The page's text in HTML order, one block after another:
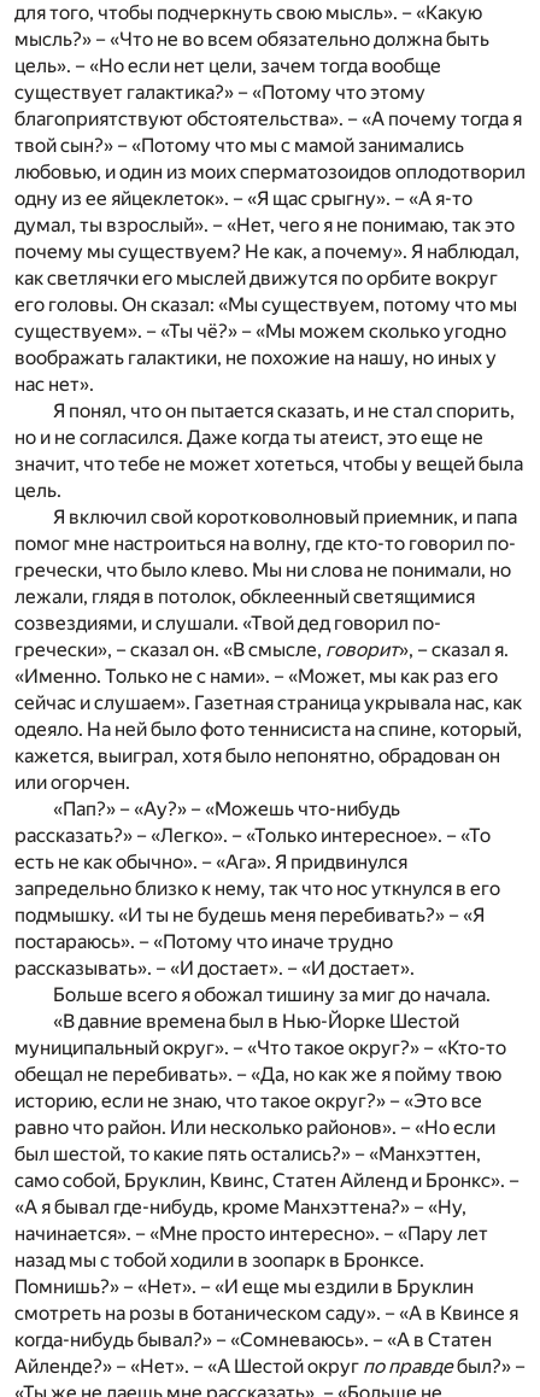
для того, чтобы подчеркнуть свою мысль». – «Какую
мысль?» – «Что не во всем обязательно должна быть
цель». – «Но если нет цели, зачем тогда вообще
существует галактика?» – «Потому что этому
благоприятствуют обстоятельства». – «А почему тогда я
твой сын?» – «Потому что мы с мамой занимались
любовью, и один из моих сперматозоидов оплодотворил
одну из ее яйцеклеток». – «Я щас срыгну». – «А я-то
думал, ты взрослый». – «Нет, чего я не понимаю, так это
почему мы существуем? Не как, а почему». Я наблюдал,
как светлячки его мыслей движутся по орбите вокруг
его головы. Он сказал: «Мы существуем, потому что мы
существуем». – «Ты чё?» – «Мы можем сколько угодно
воображать галактики, не похожие на нашу, но иных у
нас нет».
Я понял, что он пытается сказать, и не стал спорить,
но и не согласился. Даже когда ты атеист, это еще не
значит, что тебе не может хотеться, чтобы у вещей была
цель.
Я включил свой коротковолновый приемник, и папа
помог мне настроиться на волну, где кто-то говорил по-
гречески, что было клево. Мы ни слова не понимали, но
лежали, глядя в потолок, обклеенный светящимися
созвездиями, и слушали. «Твой дед говорил по-
гречески», – сказал он. «В смысле, говорит», – сказал я.
«Именно. Только не с нами». – «Может, мы как раз его
сейчас и слушаем». Газетная страница укрывала нас, как
одеяло. На ней было фото теннисиста на спине, который,
кажется, выиграл, хотя было непонятно, обрадован он
или огорчен.
«Пап?» – «Ау?» – «Можешь что-нибудь
рассказать?» – «Легко». – «Только интересное». – «То
есть не как обычно». – «Ага». Я придвинулся
запредельно близко к нему, так что нос уткнулся в его
подмышку. «И ты не будешь меня перебивать?» – «Я
постараюсь». – «Потому что иначе трудно
рассказывать». – «И достает». – «И достает».
Больше всего я обожал тишину за миг до начала.
«В давние времена был в Нью-Йорке Шестой
муниципальный округ». – «Что такое округ?» – «Кто-то
обещал не перебивать». – «Да, но как же я пойму твою
историю, если не знаю, что такое округ?» – «Это все
равно что район. Или несколько районов». – «Но если
был шестой, то какие пять остались?» – «Манхэттен,
само собой, Бруклин, Квинс, Статен Айленд и Бронкс». –
«А я бывал где-нибудь, кроме Манхэттена?» – «Ну,
начинается». – «Мне просто интересно». – «Пару лет
назад мы с тобой ходили в зоопарк в Бронксе.
Помнишь?» – «Нет». – «И еще мы ездили в Бруклин
смотреть на розы в ботаническом саду». – «А в Квинсе я
когда-нибудь бывал?» – «Сомневаюсь». – «А в Статен
Айленде?» – «Нет». – «А Шестой округ по правдебыл?» –